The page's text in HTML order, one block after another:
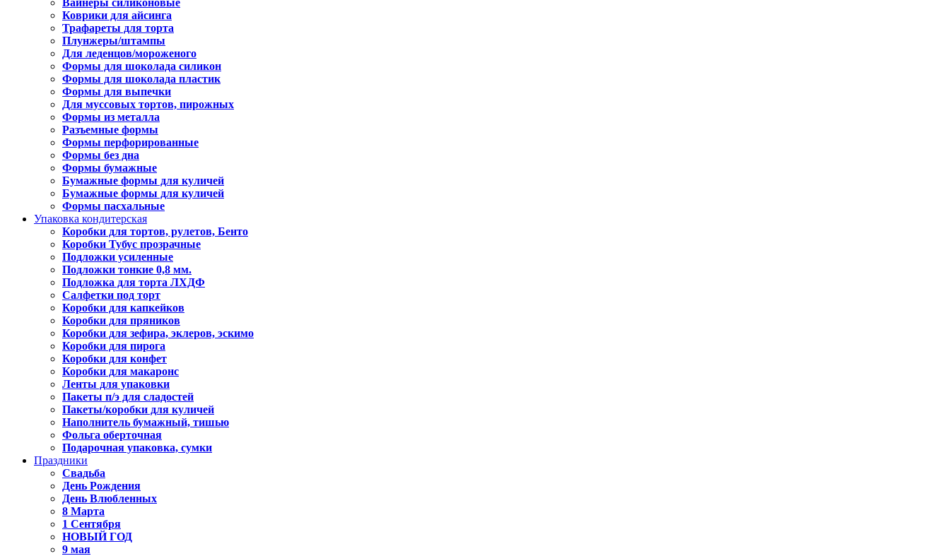
Вайнеры силиконовые
Коврики для айсинга
Трафареты для торта
Плунжеры/штампы
Для леденцов/мороженого
Формы для шоколада силикон
Формы для шоколада пластик
Формы для выпечки
Для муссовых тортов, пирожных
Формы из металла
Разъемные формы
Формы перфорированные
Формы без дна
Формы бумажные
Бумажные формы для куличей
Бумажные формы для куличей
Формы пасхальные
Упаковка кондитерская
Коробки для тортов, рулетов, Бенто
Коробки Тубус прозрачные
Подложки усиленные
Подложки тонкие 0,8 мм.
Подложка для торта ЛХДФ
Салфетки под торт
Коробки для капкейков
Коробки для пряников
Коробки для зефира, эклеров, эскимо
Коробки для пирога
Коробки для конфет
Коробки для макаронс
Ленты для упаковки
Пакеты п/э для сладостей
Пакеты/коробки для куличей
Наполнитель бумажный, тишью
Фольга оберточная
Подарочная упаковка, сумки
Праздники
Свадьба
День Рождения
День Влюбленных
8 Марта
1 Сентября
НОВЫЙ ГОД
9 мая